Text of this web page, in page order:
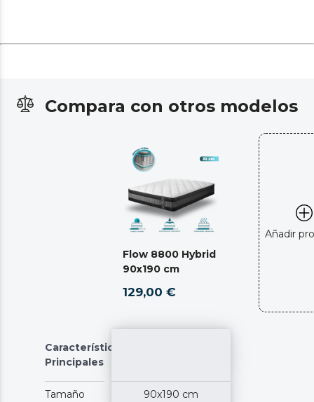
Compara con otros modelos
Flow 8800 Hybrid
90x190 cm
129,00 €
Añadir
Características
Principales
Tamaño 90x190 cm